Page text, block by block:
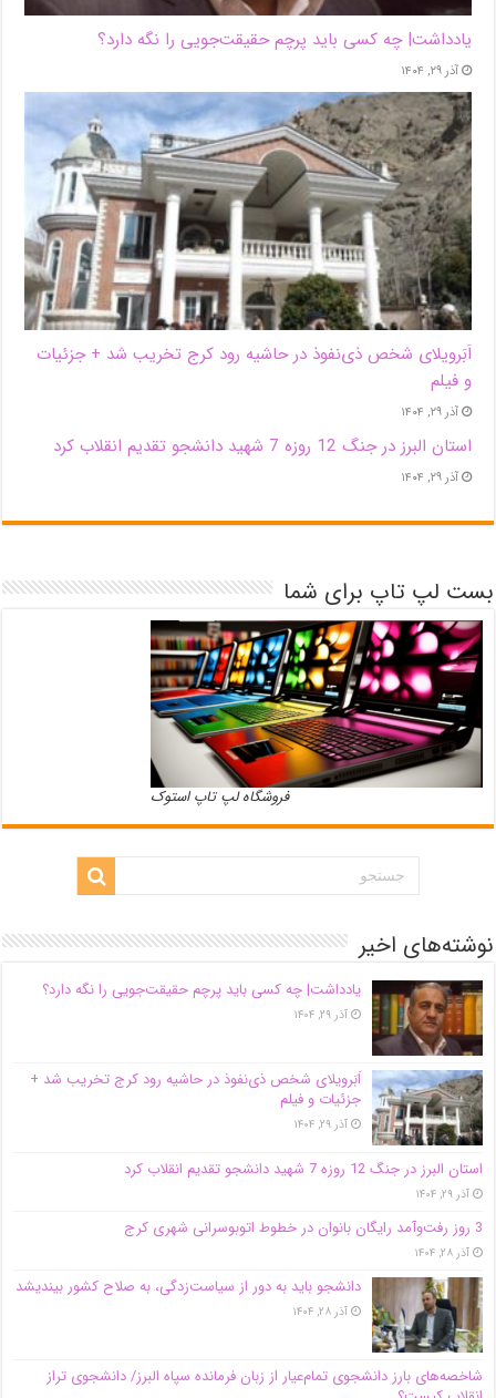
یادداشت| ‌چه کسی باید پرچم حقیقت‌جویی را نگه دارد؟
آذر ۲۹, ۱۴۰۴
اَبَر‌ویلای شخص ذی‌نفوذ در حاشیه‌ رود کرج تخریب شد + جزئیات
و فیلم
آذر ۲۹, ۱۴۰۴
استان البرز در جنگ 12 روزه 7 شهید دانشجو تقدیم انقلاب کرد
آذر ۲۹, ۱۴۰۴
بست لپ تاپ برای شما
فروشگاه لپ تاپ استوک
نوشته‌های اخیر
یادداشت| ‌چه کسی باید پرچم حقیقت‌جویی را نگه دارد؟
آذر ۲۹, ۱۴۰۴
اَبَر‌ویلای شخص ذی‌نفوذ در حاشیه‌ رود کرج تخریب شد +
جزئیات و فیلم
آذر ۲۹, ۱۴۰۴
استان البرز در جنگ 12 روزه 7 شهید دانشجو تقدیم انقلاب کرد
آذر ۲۹, ۱۴۰۴
3 روز رفت‌وآمد رایگان بانوان در خطوط اتوبوسرانی شهری کرج
آذر ۲۸, ۱۴۰۴
دانشجو باید به دور از سیاست‌زدگی، به صلاح کشور بیندیشد
آذر ۲۸, ۱۴۰۴
شاخصه‌های بارز دانشجوی تمام‌عیار از زبان فرمانده سپاه البرز/ دانشجوی تراز